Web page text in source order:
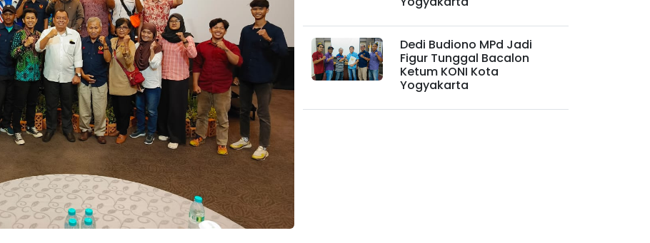
Dedi Budiono MPd Jadi
Figur Tunggal Bacalon
Ketum KONI Kota
Yogyakarta